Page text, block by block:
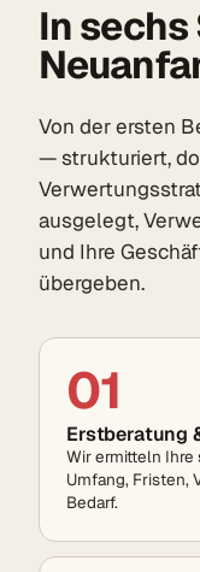
In
Von der ersten
— strukturiert,
ausgelegt,
und Ihre
übergeben.
01
Erstberatung
Wir ermitteln
Umfang, Fristen,
Bedarf.